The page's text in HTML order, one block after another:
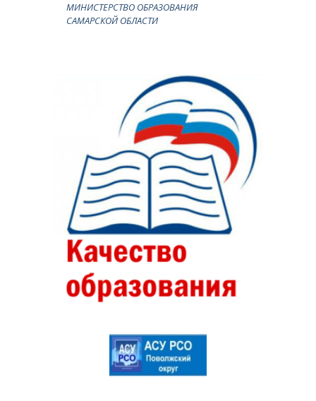
МИНИСТЕРСТВО ОБРАЗОВАНИЯ
САМАРСКОЙ ОБЛАСТИ